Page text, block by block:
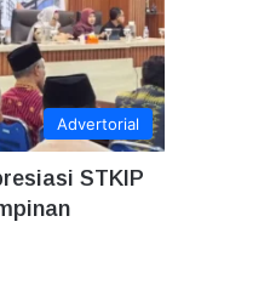
Advertorial
STKIP